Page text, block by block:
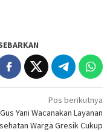
Pos berikutnya
Gus Yani Wacanakan Layanan
Warga Gresik Cukup